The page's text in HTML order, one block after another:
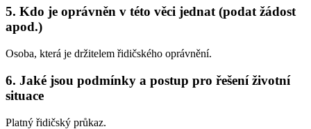
5. Kdo je oprávněn v této věci jednat (podat žádost
apod.)
Osoba, která je držitelem řidičského oprávnění.
6. Jaké jsou podmínky a postup pro řešení životní
situace
Platný řidičský průkaz.